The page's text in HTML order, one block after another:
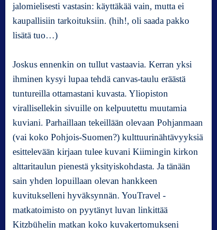
i
t
n
n
i
n
v
a
k
u
jalomielisesti vastasin: käyttäkää vain, mutta ei
kaupallisiin tarkoituksiin. (hih!, oli saada pakko
lisätä tuo…)
Joskus ennenkin on tullut vastaavia. Kerran yksi
ihminen kysyi lupaa tehdä canvas-taulu eräästä
tuntureilla ottamastani kuvasta. Yliopiston
virallisellekin sivuille on kelpuutettu muutamia
kuviani. Parhaillaan tekeillään olevaan Pohjanmaan
(vai koko Pohjois-Suomen?) kulttuurinähtävyyksiä
esittelevään kirjaan tulee kuvani Kiimingin kirkon
alttaritaulun pienestä yksityiskohdasta. Ja tänään
sain yhden lopuillaan olevan hankkeen
kuvitukselleni hyväksynnän. YouTravel -
matkatoimisto on pyytänyt luvan linkittää
Kitzbühelin matkan koko kuvakertomukseni